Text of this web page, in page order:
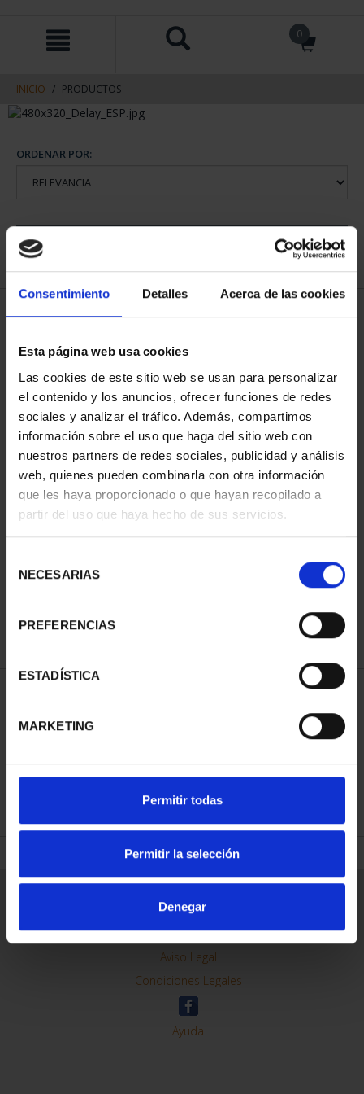
Consentimiento Detalles Acerca de las cookies
Esta página web usa cookies
Las cookies de este sitio web se usan para personalizar
el contenido y los anuncios, ofrecer funciones de redes
sociales y analizar el tráfico. Además, compartimos
información sobre el uso que haga del sitio web con
nuestros partners de redes sociales, publicidad y análisis
web, quienes pueden combinarla con otra información
que les haya proporcionado o que hayan recopilado a
partir del uso que haya hecho de sus servicios.
NECESARIAS
PREFERENCIAS
ESTADÍSTICA
MARKETING
Permitir todas
Permitir la selección
Denegar
contenido
navegacin
0
INICIO PRODUCTOS
ORDENAR POR:
1 Productos encontrados
73,00 €
REFINAR
Contacto
Preguntas Frequentes (FAQs)
Aviso Legal
Condiciones Legales
Ayuda